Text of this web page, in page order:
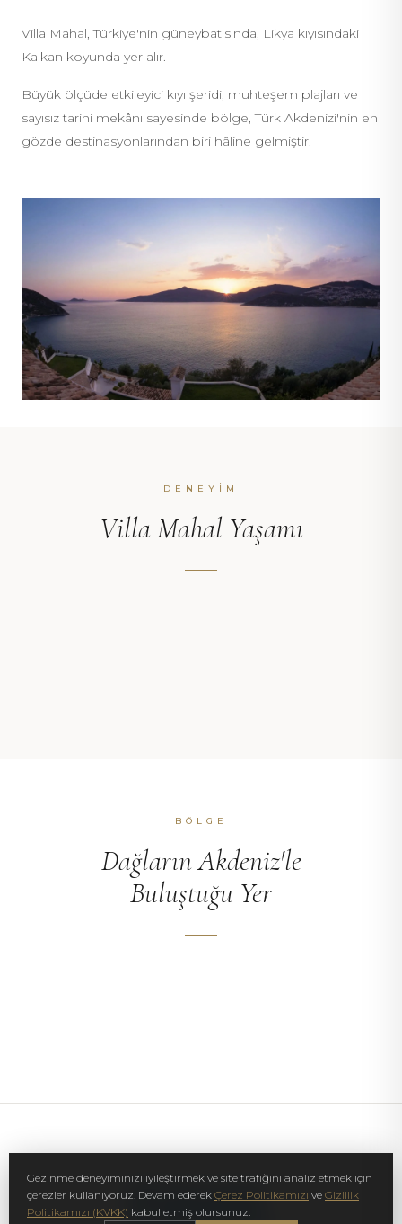
Villa Mahal, Türkiye'nin güneybatısında, Likya kıyısındaki
Kalkan koyunda yer alır.
Büyük ölçüde etkileyici kıyı şeridi, muhteşem plajları ve
sayısız tarihi mekânı sayesinde bölge, Türk Akdenizi'nin en
gözde destinasyonlarından biri hâline gelmiştir.
DENEYIM
Villa Mahal Yaşamı
BÖLGE
Dağların Akdeniz'le
Buluştuğu Yer
Gezinme deneyiminizi iyileştirmek ve site trafiğini analiz etmek için
çerezler kullanıyoruz. Devam ederek Çerez Politikamızı ve Gizlilik
Politikamızı (KVKK) kabul etmiş olursunuz.